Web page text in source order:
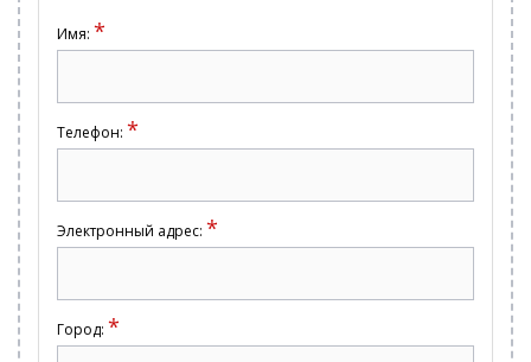
Имя: *
Телефон: *
Электронный адрес: *
Город: *